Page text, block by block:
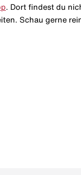
. Dort findest du
Schau gerne